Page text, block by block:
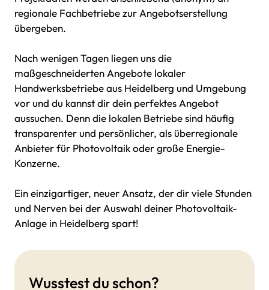
regionale Fachbetriebe zur Angebotserstellung
übergeben.
Nach wenigen Tagen liegen uns die
maßgeschneiderten Angebote lokaler
Handwerksbetriebe aus Heidelberg und Umgebung
vor und du kannst dir dein perfektes Angebot
aussuchen. Denn die lokalen Betriebe sind häufig
transparenter und persönlicher, als überregionale
Anbieter für Photovoltaik oder große Energie-
Konzerne.
Ein einzigartiger, neuer Ansatz, der dir viele Stunden
und Nerven bei der Auswahl deiner Photovoltaik-
Anlage in Heidelberg spart!
Wusstest du schon?